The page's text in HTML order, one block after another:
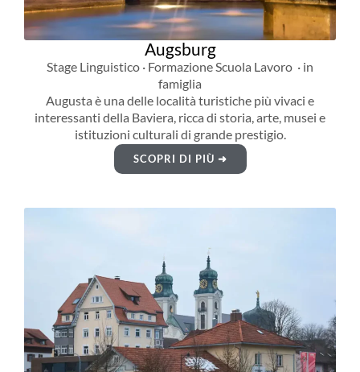
Augsburg
Stage Linguistico · Formazione Scuola Lavoro · in
famiglia
Augusta è una delle località turistiche più vivaci e
interessanti della Baviera, ricca di storia, arte, musei e
istituzioni culturali di grande prestigio.
SCOPRI DI PIÙ ➜